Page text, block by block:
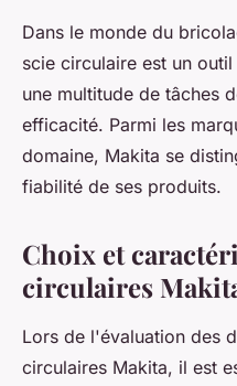
Dans le monde du
scie circulaire est un
une multitude de tâches
efficacité. Parmi les
domaine, Makita se
fiabilité de ses produits.
Choix et
circulaires
Lors de l'évaluation des
circulaires Makita, il est